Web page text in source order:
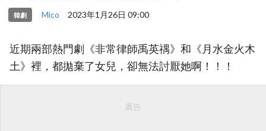
韓劇 Mico 2023年1月26日 09:00
近期兩部熱門劇《非常律師禹英禑》和《月水金火木
土》裡，都拋棄了女兒，卻無法討厭她啊！！！
廣告